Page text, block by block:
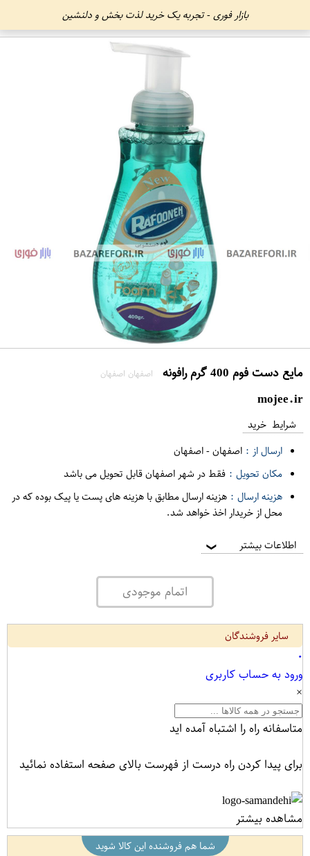
بازار فوری - تجربه یک خرید لذت بخش و دلنشین
مایع دست فوم 400 گرم رافونه اصفهان اصفهان
mojee.ir
شرایط خرید
ارسال از : اصفهان-اصفهان
مکان تحویل : فقط در شهر اصفهان قابل تحویل می باشد
هزینه ارسال : هزینه ارسال مطابق با هزینه های پست یا پیک بوده که در
محل از خریدار اخذ خواهد شد.
اطلاعات بیشتر ❯
اتمام موجودی
سایر فروشندگان
۰
ورود به حساب کاربری
×
متاسفانه راه را اشتباه آمده اید
برای پیدا کردن راه درست از فهرست بالای صفحه استفاده نمائید
مشاهده بیشتر
شما هم فروشنده این کالا شوید